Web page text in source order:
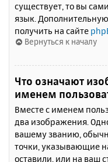
существует, то вы
язык.
получить на сайте
Вернуться к началу
Что означают
именем
Вместе с именем
два изображения.
вашему званию,
точки, указывающие
оставили, или на ваш